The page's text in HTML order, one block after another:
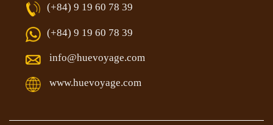
(+84) 9 19 60 78 39
(+84) 9 19 60 78 39
info@huevoyage.com
www.huevoyage.com